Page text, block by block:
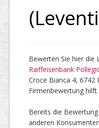
Bewerten Sie hier die
Raiffeisenbank
Croce Bianca 4, 6742
Firmenbewertung
Bereits die
anderen